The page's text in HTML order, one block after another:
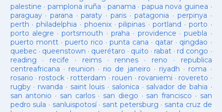
palestine · pamplona iruña · panama · papua nova guinea ·
paraguay· parana ·paraty · paris·patagonia · perpinya ·
perth ·philadelphia · phoenix·pilipinas ·portland · porto ·
porto alegre ·portsmouth ·praha · providence ·puebla ·
puerto montt· puerto rico ·punta cana · qatar · qingdao ·
quebec· queenstown · querétaro · quito · rabat · rd congo ·
reading · recife · reims· rennes · reno · republica
centreafricana · reunion · rio de janeiro · riyadh · roma ·
rosario · rostock · rotterdam · rouen · rovaniemi · rovereto ·
rugby· rwanda · saint louis · salonica · salvador de bahia ·
san antonio · san carlos· san diego · san francisco · san
pedro sula · sanluispotosí· sant petersburg · santa cruz de